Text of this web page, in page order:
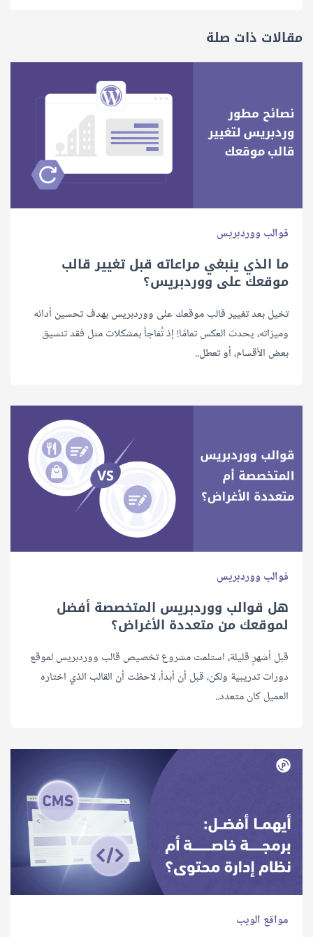
مقالات ذات صلة
قوالب ووردبريس
ما الذي ينبغي مراعاته قبل تغيير قالب
موقعك على ووردبريس؟
تخيل بعد تغيير قالب موقعك على ووردبريس بهدف تحسين أدائه
وميزاته، يحدث العكس تمامًا! إذ تُفاجأ بمشكلات مثل فقد تنسيق
بعض الأقسام، أو تعطل..
قوالب ووردبريس
هل قوالب ووردبريس المتخصصة أفضل
لموقعك من متعددة الأغراض؟
قبل أشهرٍ قليلة، استلمت مشروع تخصيص قالب ووردبريس لموقع
دورات تدريبية ولكن، قبل أن أبدأ، لاحظت أن القالب الذي اختاره
العميل كان متعدد..
مواقع الويب